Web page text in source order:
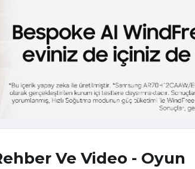
Ve Video - Oyun